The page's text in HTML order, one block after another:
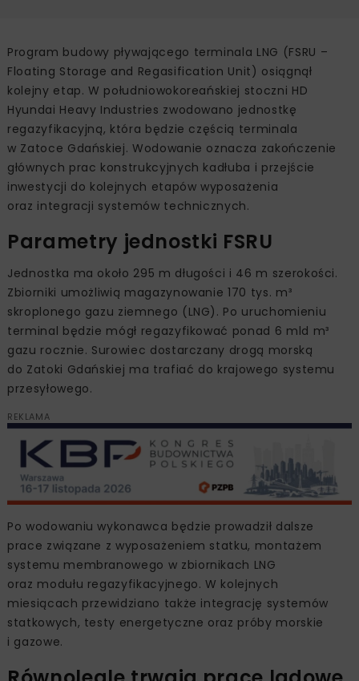
Program budowy pływającego terminala LNG (FSRU –
Floating Storage and Regasification Unit) osiągnął
kolejny etap. W południowokoreańskiej stoczni HD
Hyundai Heavy Industries zwodowano jednostkę
regazyfikacyjną, która będzie częścią terminala
w Zatoce Gdańskiej. Wodowanie oznacza zakończenie
głównych prac konstrukcyjnych kadłuba i przejście
inwestycji do kolejnych etapów wyposażenia
oraz integracji systemów technicznych.
Parametry jednostki FSRU
Jednostka ma około 295 m długości i 46 m szerokości.
Zbiorniki umożliwią magazynowanie 170 tys. m³
skroplonego gazu ziemnego (LNG). Po uruchomieniu
terminal będzie mógł regazyfikować ponad 6 mld m³
gazu rocznie. Surowiec dostarczany drogą morską
do Zatoki Gdańskiej ma trafiać do krajowego systemu
przesyłowego.
REKLAMA
Po wodowaniu wykonawca będzie prowadził dalsze
prace związane z wyposażeniem statku, montażem
systemu membranowego w zbiornikach LNG
oraz modułu regazyfikacyjnego. W kolejnych
miesiącach przewidziano także integrację systemów
statkowych, testy energetyczne oraz próby morskie
i gazowe.